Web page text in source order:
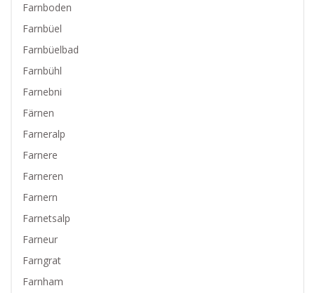
Farnboden
Farnbüel
Farnbüelbad
Farnbühl
Farnebni
Färnen
Farneralp
Farnere
Farneren
Farnern
Farnetsalp
Farneur
Farngrat
Farnham